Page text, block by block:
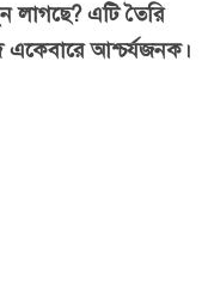
লাগছে? এটি তৈরি
আশ্চর্যজনক।